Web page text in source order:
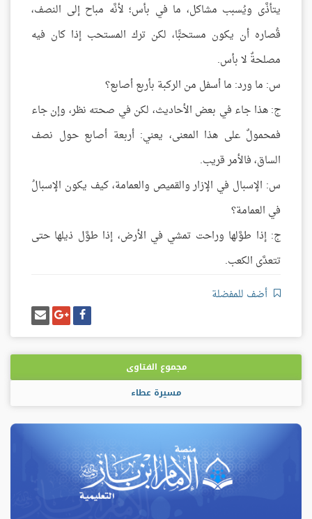
يتأذَّى ويُسبب مشاكل، ما في بأس؛ لأنَّه مباح إلى النصف،
قُصاره أن يكون مستحبًّا، لكن ترك المستحب إذا كان فيه
مصلحةٌ لا بأس.
س: ما ورد: ما أسفل من الركبة بأربع أصابع؟
ج: هذا جاء في بعض الأحاديث، لكن في صحته نظر، وإن جاء
فمحمولٌ على هذا المعنى، يعني: أربعة أصابع حول نصف
الساق، فالأمر قريب.
س: الإسبال في الإزار والقميص والعمامة، كيف يكون الإسبالُ
في العمامة؟
ج: إذا طوَّلها وراحت تمشي في الأرض، إذا طوَّل ذيلها حتى
تتعدَّى الكعب.
أضف للمفضلة
شارك
على
فيسبوك
شارك
على
غوغل
بلس
إرسل
إيميل
مجموع الفتاوى
مسيرة عطاء